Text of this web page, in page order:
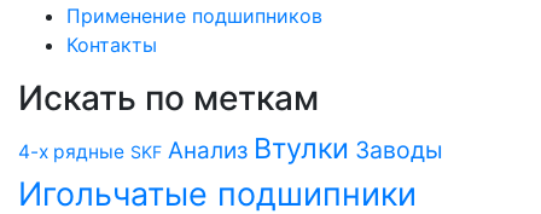
Применение подшипников
Контакты
Искать по меткам
4-х рядные SKF Анализ Втулки Заводы
Игольчатые подшипники